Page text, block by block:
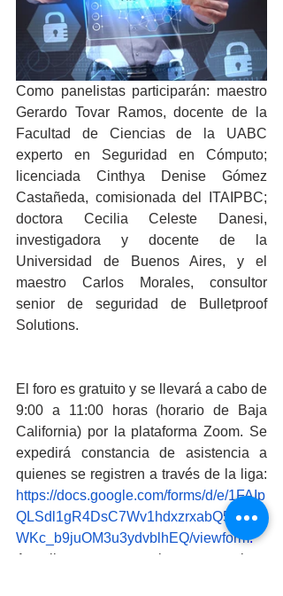
Como panelistas participarán: maestro
Gerardo Tovar Ramos, docente de la
Facultad de Ciencias de la UABC
experto en Seguridad en Cómputo;
licenciada Cinthya Denise Gómez
Castañeda, comisionada del ITAIPBC;
doctora Cecilia Celeste Danesi,
investigadora y docente de la
Universidad de Buenos Aires, y el
maestro Carlos Morales, consultor
senior de seguridad de Bulletproof
Solutions.
El foro es gratuito y se llevará a cabo de
9:00 a 11:00 horas (horario de Baja
California) por la plataforma Zoom. Se
expedirá constancia de asistencia a
https://docs.google.com/forms/d/e/1FAIp
QLSdl1gR4DsC7Wv1hdxzrxabQ5sJOc
WKc_b9juOM3u3ydvblhEQ/viewform .
Aquellos que no alcancen registro